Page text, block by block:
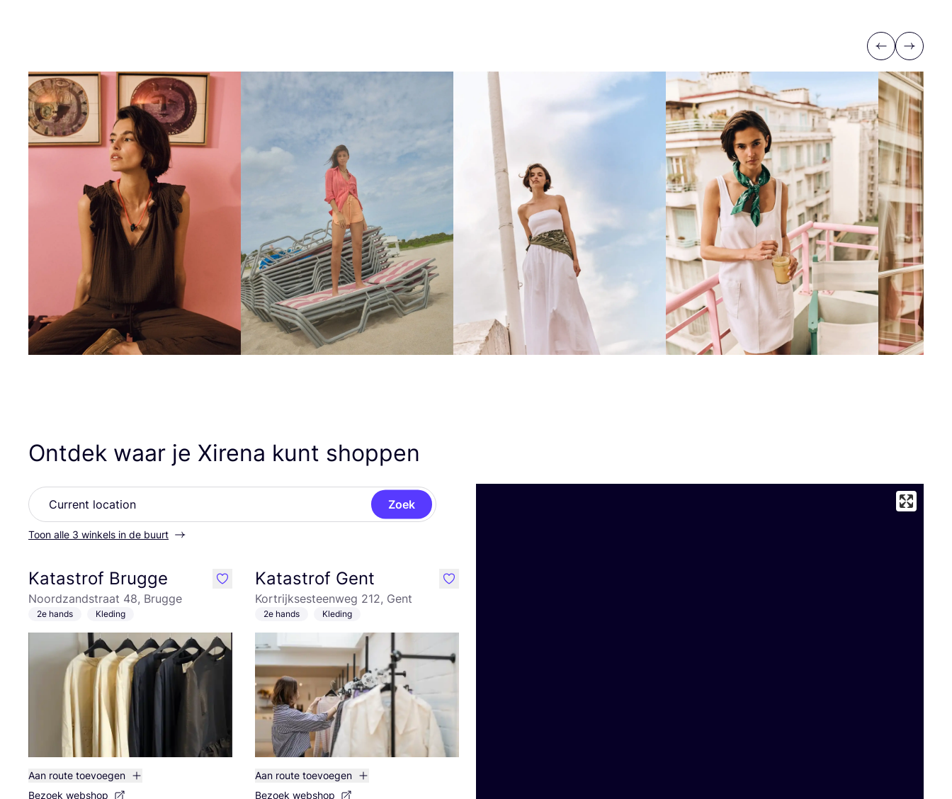
Previous
Next
Ontdek waar je Xirena kunt shoppen
Zoek
Toon alle 3 winkels in de buurt
Katastrof Brugge
Noordzandstraat 48, Brugge
2e hands Kleding
Aan route toevoegen
Bezoek webshop
like Katastrof Gent
Kortrijksesteenweg 212, Gent
2e hands Kleding
Aan route toevoegen
Bezoek webshop
like